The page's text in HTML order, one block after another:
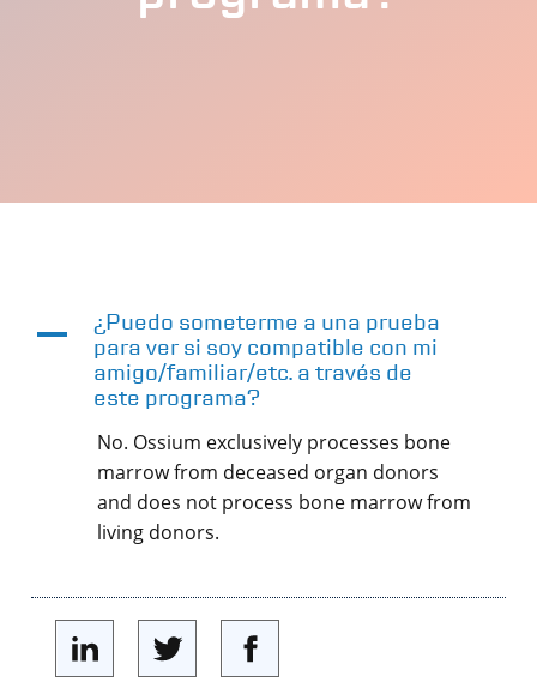
A
¿Puedo someterme a una prueba
para ver si soy compatible con mi
amigo/familiar/etc. a través de
este programa?
No. Ossium exclusively processes bone
marrow from deceased organ donors
and does not process bone marrow from
living donors.